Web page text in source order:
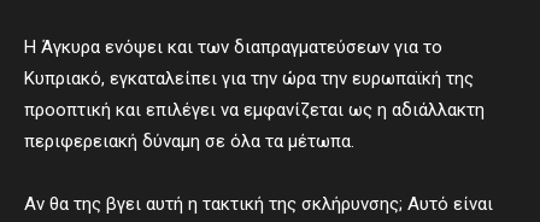
Η Άγκυρα ενόψει και των διαπραγματεύσεων για το
Κυπριακό, εγκαταλείπει για την ώρα την ευρωπαϊκή της
προοπτική και επιλέγει να εμφανίζεται ως η αδιάλλακτη
περιφερειακή δύναμη σε όλα τα μέτωπα.
Αν θα της βγει αυτή η τακτική της σκλήρυνσης; Αυτό είναι